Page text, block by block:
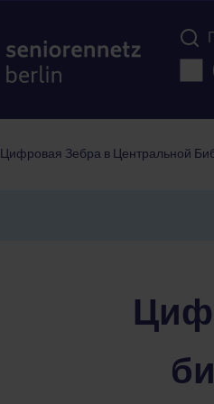
Цифровая Зебра в Центральной